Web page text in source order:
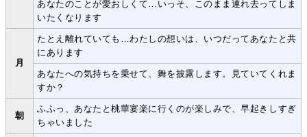
あなたのことが愛おしくて…いっそ、このまま連れ去ってしま
いたくなります
月
たとえ離れていても…わたしの想いは、いつだってあなたと共
にあります
あなたへの気持ちを乗せて、舞を披露します。見ていてくれま
すか？
朝
ふふっ、あなたと桃華宴楽に行くのが楽しみで、早起きしすぎ
ちゃいました